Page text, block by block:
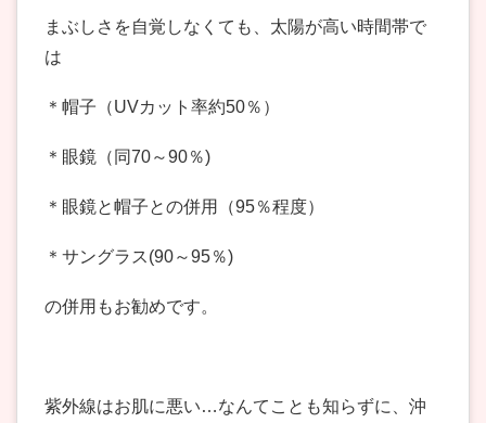
まぶしさを自覚しなくても、太陽が高い時間帯で
は
＊帽子（UVカット率約50％）
＊眼鏡（同70～90％)
＊眼鏡と帽子との併用（95％程度）
＊サングラス(90～95％)
の併用もお勧めです。
紫外線はお肌に悪い…なんてことも知らずに、沖